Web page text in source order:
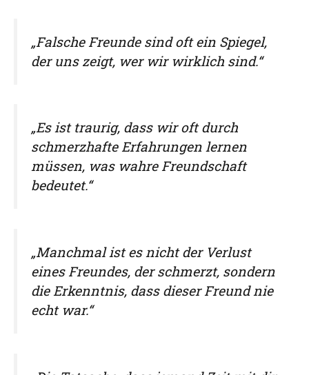
„Falsche Freunde sind oft ein Spiegel,
der uns zeigt, wer wir wirklich sind.“
„Es ist traurig, dass wir oft durch
schmerzhafte Erfahrungen lernen
müssen, was wahre Freundschaft
bedeutet.“
„Manchmal ist es nicht der Verlust
eines Freundes, der schmerzt, sondern
die Erkenntnis, dass dieser Freund nie
echt war.“